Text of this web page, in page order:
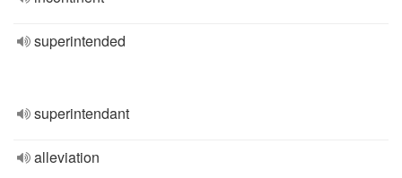
superintended
superintendant
alleviation